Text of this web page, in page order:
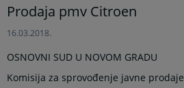
Prodaja pmv Citroen
16.03.2018.
OSNOVNI SUD U NOVOM GRADU
Komisija za sprovođenje javne prodaje